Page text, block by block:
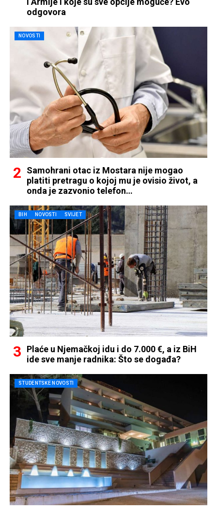
odgovora
NOVOSTI
Samohrani otac iz Mostara nije mogao
platiti pretragu o kojoj mu je ovisio život, a
onda je zazvonio telefon…
BIH NOVOSTI SVIJET
Plaće u Njemačkoj idu i do 7.000 €, a iz BiH
ide sve manje radnika: Što se događa?
STUDENTSKE NOVOSTI